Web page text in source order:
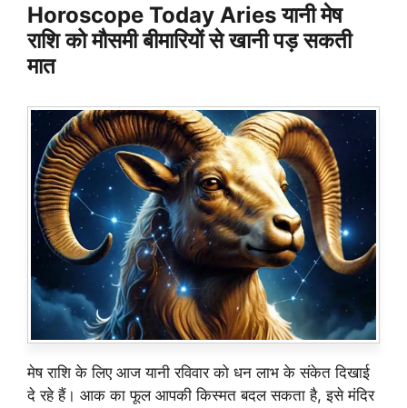
Horoscope Today Aries यानी मेष
राशि को मौसमी बीमारियों से खानी पड़ सकती
मात
मेष राशि के लिए आज यानी रविवार को धन लाभ के संकेत दिखाई
दे रहे हैं। आक का फूल आपकी किस्मत बदल सकता है, इसे मंदिर